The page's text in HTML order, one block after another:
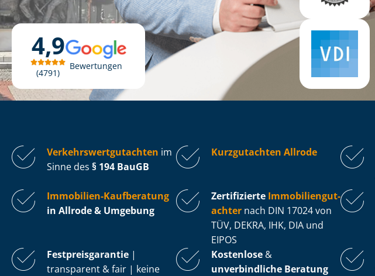
4,9
4791
Bewertungen
Ver­kehrs­wert­gut­ach­ten im
Sinne des § 194 BauGB
Kurzgutachten Allrode
Immobilien-Kaufberatung
in Allrode & Umgebung
Zertifizierte Im­mo­bi­li­en­gut­
ach­ter nach DIN 17024 von
TÜV, DEKRA, IHK, DIA und
EIPOS
Fest­preis­ga­ran­tie |
transparent & fair | keine
Kostenlose &
unverbindliche Beratung